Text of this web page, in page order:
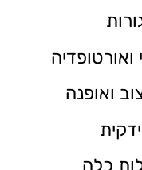
ואורטופדיה
ואופנה
כלה